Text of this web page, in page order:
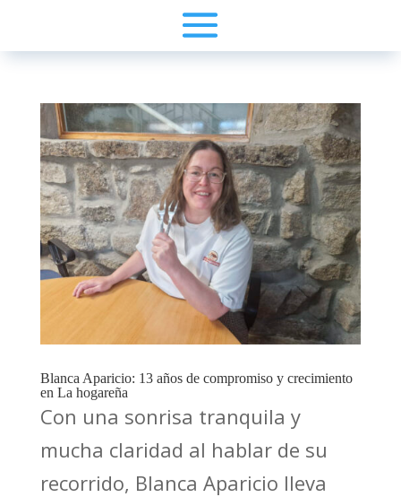
Blanca Aparicio: 13 años de compromiso y crecimiento
en La hogareña
Con una sonrisa tranquila y
mucha claridad al hablar de su
recorrido, Blanca Aparicio lleva